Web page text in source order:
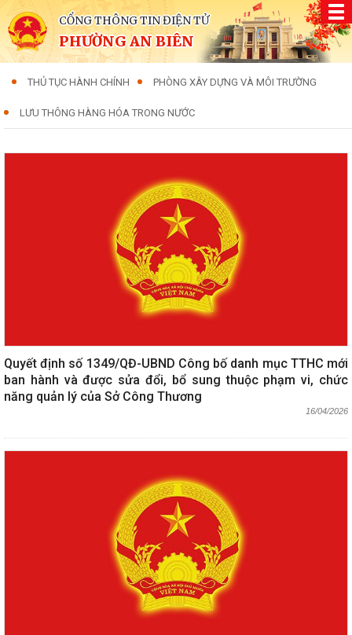
CỔNG THÔNG TIN ĐIỆN TỬ
PHƯỜNG AN BIÊN
THỦ TỤC HÀNH CHÍNH PHÒNG XÂY DỰNG VÀ MÔI TRƯỜNG
LƯU THÔNG HÀNG HÓA TRONG NƯỚC
Quyết định số 1349/QĐ-UBND Công bố danh mục TTHC mới
ban hành và được sửa đổi, bổ sung thuộc phạm vi, chức
năng quản lý của Sở Công Thương
16/04/2026